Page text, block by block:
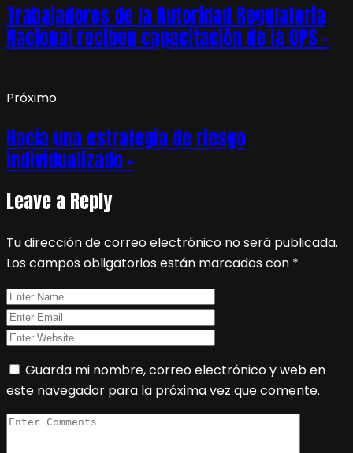
Trabajadores de la Autoridad Regulatoria
Nacional reciben capacitación de la OPS –
Próximo
Hacia una estrategia de riesgo
individualizado –
Leave a Reply
Tu dirección de correo electrónico no será publicada.
Los campos obligatorios están marcados con *
Guarda mi nombre, correo electrónico y web en
este navegador para la próxima vez que comente.